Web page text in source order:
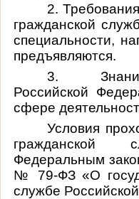
2.
гражданской
специальности,
предъявляются.
3. Знание
Российской
сфере
Условия
гражданской
Федеральным
№ 79-ФЗ «О
службе